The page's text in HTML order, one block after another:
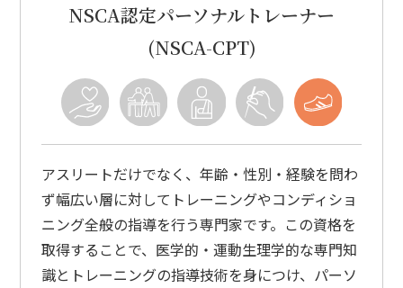
NSCA認定パーソナルトレーナー
(NSCA-CPT)
アスリートだけでなく、年齢・性別・経験を問わ
ず幅広い層に対してトレーニングやコンディショ
ニング全般の指導を行う専門家です。この資格を
取得することで、医学的・運動生理学的な専門知
識とトレーニングの指導技術を身につけ、パーソ